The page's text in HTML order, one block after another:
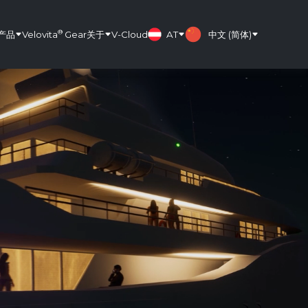
品 Velovita® Gear关于 V-Cloud AT 中文 (简体)